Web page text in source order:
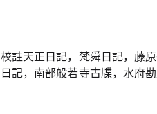
校註天正日記，梵舜日記，藤
日記，南部般若寺古牒，水府